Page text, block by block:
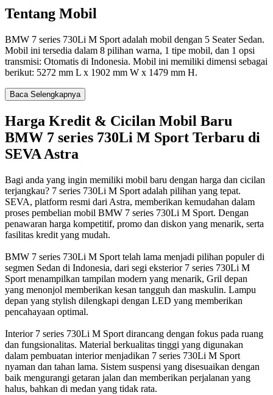
Tentang Mobil
BMW 7 series 730Li M Sport adalah mobil dengan 5 Seater Sedan.
Mobil ini tersedia dalam 8 pilihan warna, 1 tipe mobil, dan 1 opsi
transmisi: Otomatis di Indonesia. Mobil ini memiliki dimensi sebagai
berikut: 5272 mm L x 1902 mm W x 1479 mm H.
Baca Selengkapnya
Harga Kredit & Cicilan Mobil Baru
BMW 7 series 730Li M Sport Terbaru di
SEVA Astra
Bagi anda yang ingin memiliki mobil baru dengan harga dan cicilan
terjangkau? 7 series 730Li M Sport adalah pilihan yang tepat.
SEVA, platform resmi dari Astra, memberikan kemudahan dalam
proses pembelian mobil BMW 7 series 730Li M Sport. Dengan
penawaran harga kompetitif, promo dan diskon yang menarik, serta
fasilitas kredit yang mudah.
BMW 7 series 730Li M Sport telah lama menjadi pilihan populer di
segmen Sedan di Indonesia, dari segi eksterior 7 series 730Li M
Sport menampilkan tampilan modern yang menarik, Gril depan
yang menonjol memberikan kesan tangguh dan maskulin. Lampu
depan yang stylish dilengkapi dengan LED yang memberikan
pencahayaan optimal.
Interior 7 series 730Li M Sport dirancang dengan fokus pada ruang
dan fungsionalitas. Material berkualitas tinggi yang digunakan
dalam pembuatan interior menjadikan 7 series 730Li M Sport
nyaman dan tahan lama. Sistem suspensi yang disesuaikan dengan
baik mengurangi getaran jalan dan memberikan perjalanan yang
halus, bahkan di medan yang tidak rata.